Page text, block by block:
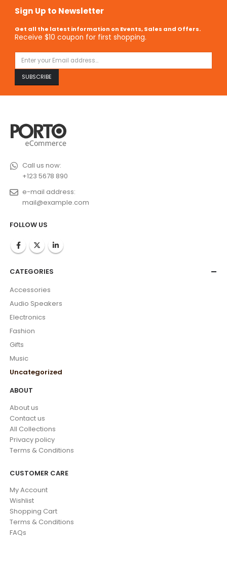
Sign Up to Newsletter
Get all the latest information on Events, Sales and Offers.
Receive $10 coupon for first shopping.
Call us now:
+123 5678 890
e-mail address:
mail@example.com
FOLLOW US
CATEGORIES
Accessories
Audio Speakers
Electronics
Fashion
Gifts
Music
Uncategorized
ABOUT
About us
Contact us
All Collections
Privacy policy
Terms & Conditions
CUSTOMER CARE
My Account
Wishlist
Shopping Cart
Terms & Conditions
FAQs